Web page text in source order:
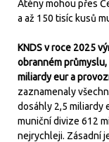
Atény mohou přes
a až 150 tisíc kusů
KNDS v roce 2025
obranném
miliardy eur a
zaznamenaly
dosáhly 2,5 miliardy
muniční divize 612
nejrychleji. Zásadní